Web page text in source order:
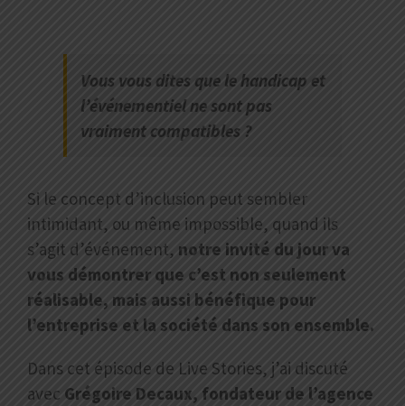
Vous vous dites que le handicap et
l’événementiel ne sont pas
vraiment compatibles ?
Si le concept d’inclusion peut sembler
intimidant, ou même impossible, quand ils
s’agit d’événement, notre invité du jour va
vous démontrer que c’est non seulement
réalisable, mais aussi bénéfique pour
l’entreprise et la société dans son ensemble.
Dans cet épisode de Live Stories, j’ai discuté
avec Grégoire Decaux, fondateur de l’agence